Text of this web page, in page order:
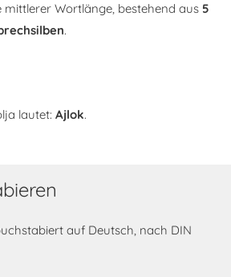
mittlerer Wortlänge, bestehend aus 5
.
lautet: Ajlok.
auf Deutsch, nach DIN